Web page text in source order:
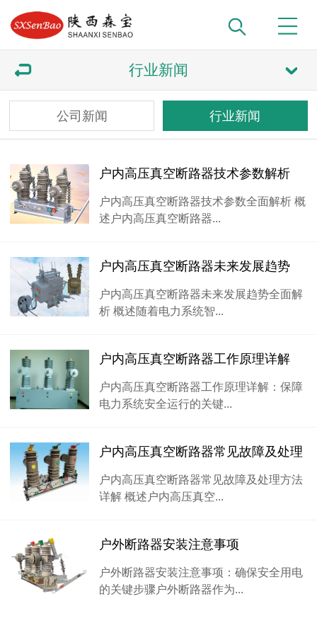
行业新闻
公司新闻 行业新闻
户内高压真空断路器技术参数解析
户内高压真空断路器技术参数全面解析 概
述户内高压真空断路器...
户内高压真空断路器未来发展趋势
户内高压真空断路器未来发展趋势全面解
析 概述随着电力系统智...
户内高压真空断路器工作原理详解
户内高压真空断路器工作原理详解：保障
电力系统安全运行的关键...
户内高压真空断路器常见故障及处理
户内高压真空断路器常见故障及处理方法
详解 概述户内高压真空...
户外断路器安装注意事项
户外断路器安装注意事项：确保安全用电
的关键步骤户外断路器作为...